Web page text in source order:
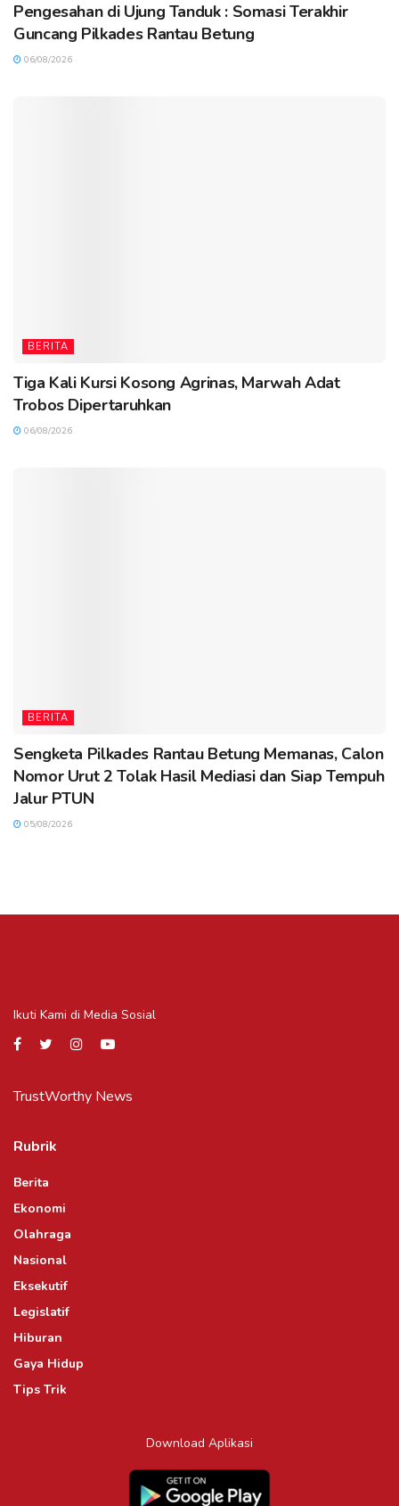
Pengesahan di Ujung Tanduk : Somasi Terakhir
Guncang Pilkades Rantau Betung
06/08/2026
BERITA
Tiga Kali Kursi Kosong Agrinas, Marwah Adat
Trobos Dipertaruhkan
06/08/2026
BERITA
Sengketa Pilkades Rantau Betung Memanas, Calon
Nomor Urut 2 Tolak Hasil Mediasi dan Siap Tempuh
Jalur PTUN
05/08/2026
Ikuti Kami di Media Sosial
TrustWorthy News
Rubrik
Berita
Ekonomi
Olahraga
Nasional
Eksekutif
Legislatif
Hiburan
Gaya Hidup
Tips Trik
Download Aplikasi